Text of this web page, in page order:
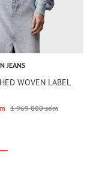
JEANS
WOVEN LABEL
1 969 000 so‘m